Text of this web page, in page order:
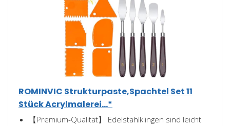
ROMINVIC Strukturpaste,Spachtel Set 11
Stück Acrylmalerei...*
【Premium-Qualität】 Edelstahlklingen sind leicht